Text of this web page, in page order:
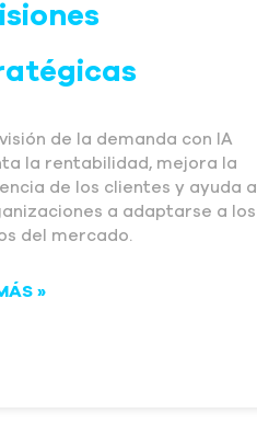
de la demanda con IA
la rentabilidad, mejora la
de los clientes y ayuda a
a adaptarse a los
del mercado.
»